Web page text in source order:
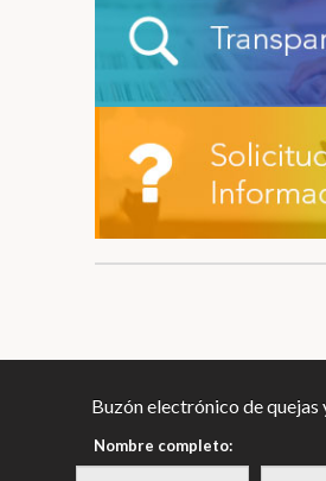
Buzón electrónico de quejas
Nombre completo: